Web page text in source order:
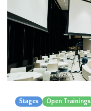
Stages Open Trainings